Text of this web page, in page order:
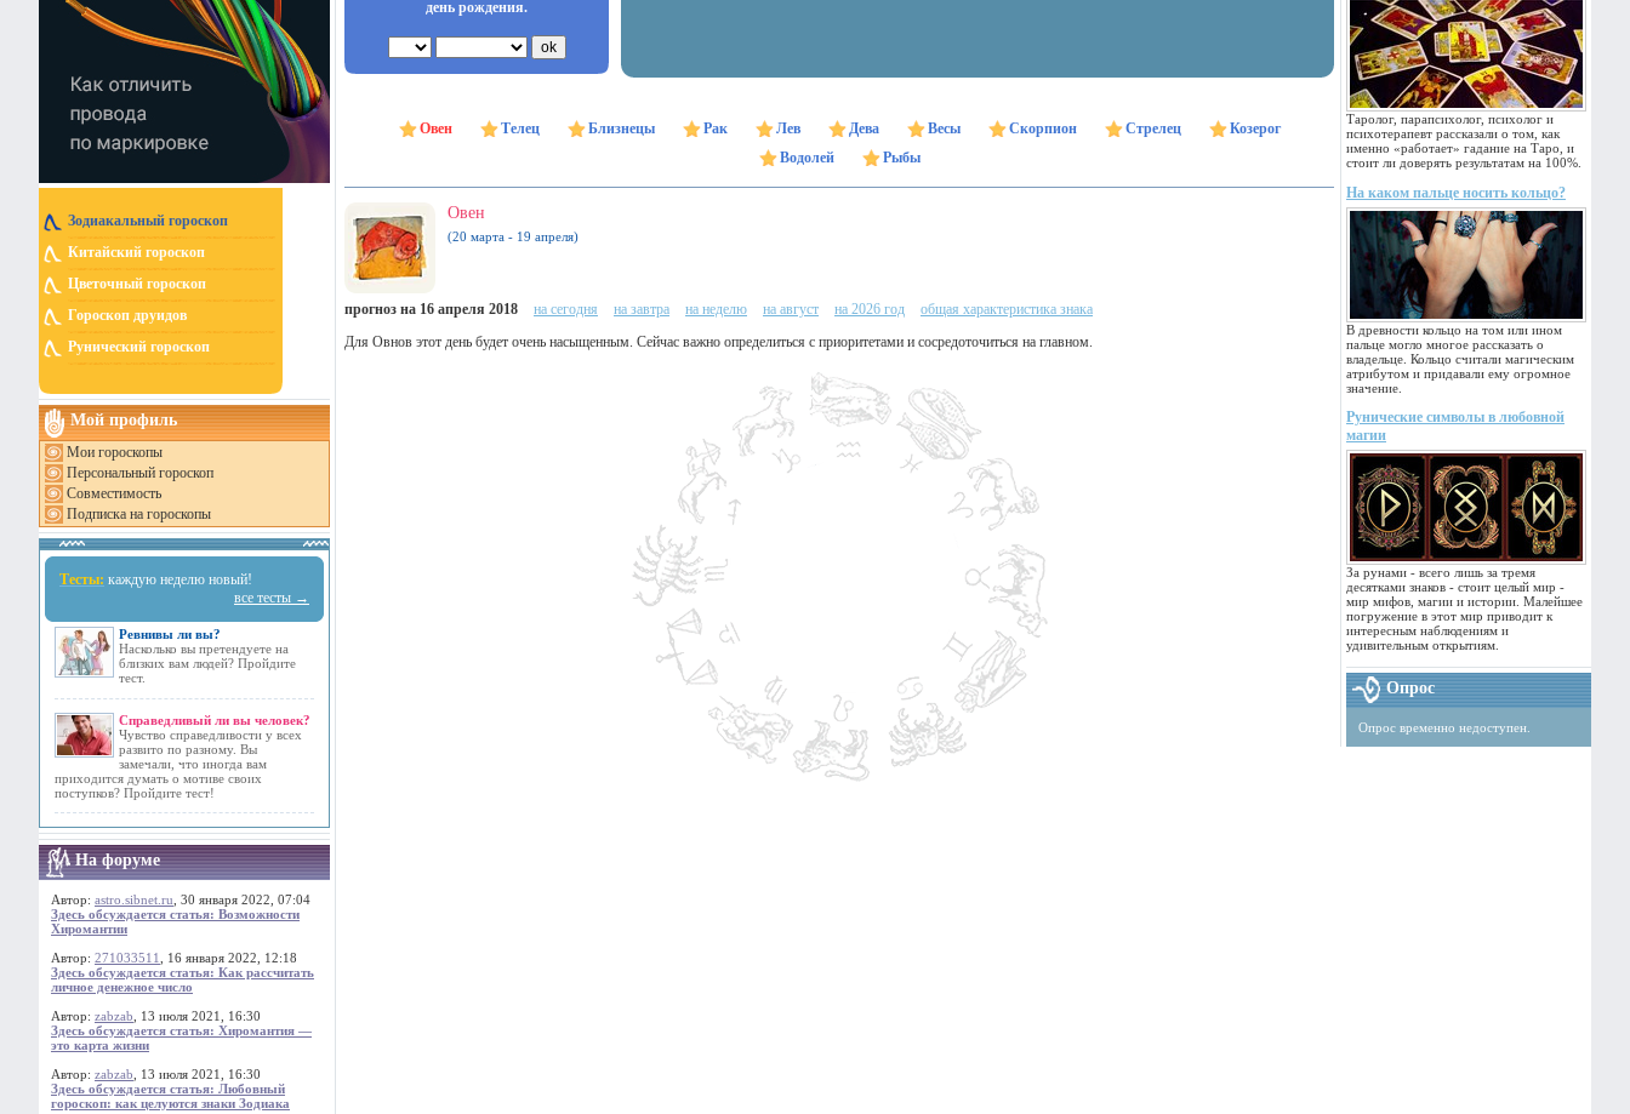
Зодиакальный гороскоп
Китайский гороскоп
Цветочный гороскоп
Гороскоп друидов
Рунический гороскоп
Мой профиль
Мои гороскопы
Персональный гороскоп
Совместимость
Подписка на гороскопы
Тесты: каждую неделю новый!
все тесты →
Ревнивы ли вы?
Насколько вы претендуете на
близких вам людей? Пройдите
тест.
Справедливый ли вы человек?
Чувство справедливости у всех
развито по разному. Вы
замечали, что иногда вам
приходится думать о мотиве своих
поступков? Пройдите тест!
На форуме
Автор: astro.sibnet.ru , 30 января 2022, 07:04
Здесь обсуждается статья: Возможности
Хиромантии
Автор: 271033511
, 16 января 2022, 12:18
Здесь обсуждается статья: Как рассчитать
личное денежное число
Автор: zabzab , 13 июля 2021, 16:30
Здесь обсуждается статья: Хиромантия —
это карта жизни
Автор: zabzab , 13 июля 2021, 16:30
Здесь обсуждается статья: Любовный
гороскоп: как целуются знаки Зодиака
Таролог, парапсихолог, психолог и
психотерапевт рассказали о том, как
именно «работает» гадание на Таро, и
стоит ли доверять результатам на 100%.
На каком пальце носить кольцо?
В древности кольцо на том или ином
пальце могло многое рассказать о
владельце. Кольцо считали магическим
атрибутом и придавали ему огромное
значение.
Рунические символы в любовной
магии
За рунами - всего лишь за тремя
десятками знаков - стоит целый мир -
мир мифов, магии и истории. Малейшее
погружение в этот мир приводит к
интересным наблюдениям и
удивительным открытиям.
Опрос
Опрос временно недоступен.
день рождения.
Овен Телец Близнецы Рак Лев Дева Весы Скорпион Стрелец
Козерог
Водолей
Рыбы
Овен
(20 марта - 19 апреля)
прогноз на 16 апреля 2018 на сегодня на завтра на неделю на август на 2026 год
общая характеристика знака
Для Овнов этот день будет очень насыщенным. Сейчас важно определиться с приоритетами и сосредоточиться на главном.